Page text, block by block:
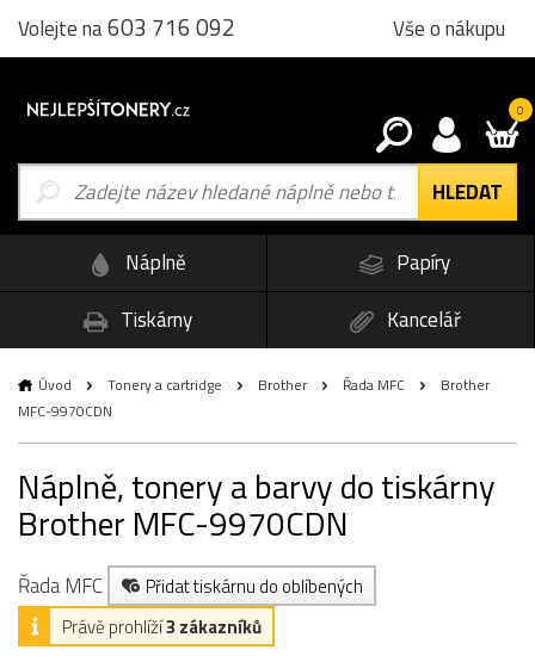
Volejte na603 716 092 Vše o nákupu
0
Náplně
Papíry
Tiskárny
Kancelář
Úvod Tonery a cartridge Brother Řada MFC
Brother
MFC-9970CDN
Náplně, tonery a barvy do tiskárny
Brother MFC-9970CDN
Řada MFC
Přidat tiskárnu do oblíbených
Právě prohlíží3 zákazníků